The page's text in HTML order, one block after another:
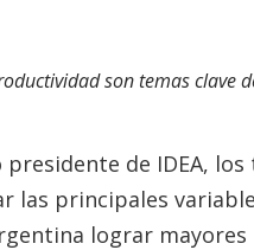
son temas clave
de IDEA,
las principales
lograr